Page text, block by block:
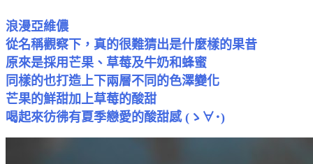
浪漫亞維儂
從名稱觀察下，真的很難猜出是什麼樣的果昔
原來是採用芒果、草莓及牛奶和蜂蜜
同樣的也打造上下兩層不同的色澤變化
芒果的鮮甜加上草莓的酸甜
喝起來彷彿有夏季戀愛的酸甜感 (ゝ∀･)